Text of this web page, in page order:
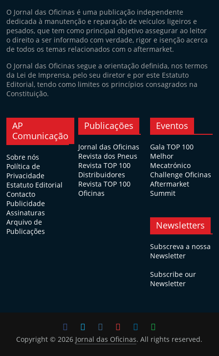
O Jornal das Oficinas é uma publicação independente
dedicada à manutenção e reparação de veículos ligeiros e
pesados, que tem como principal objetivo assegurar ao leitor
o direito a ser informado com verdade, rigor e isenção acerca
de todos os temas relacionados com o aftermarket.
O Jornal das Oficinas segue a orientação definida, nos termos
da Lei de Imprensa, pelo seu diretor e por este Estatuto
Editorial, tendo como limites os princípios consagrados na
Constituição.
AP
Comunicação
Sobre nós
Política de
Privacidade
Estatuto Editorial
Contacto
Publicidade
Assinaturas
Arquivo de
Publicações
Publicações
Jornal das Oficinas
Revista dos Pneus
Revista TOP 100
Distribuidores
Revista TOP 100
Oficinas
Eventos
Gala TOP 100
Melhor
Mecatrónico
Challenge Oficinas
Aftermarket
Summit
Newsletters
Subscreva a nossa
Newsletter
Subscribe our
Newsletter
Copyright © 2026 Jornal das Oficinas. All rights reserved.